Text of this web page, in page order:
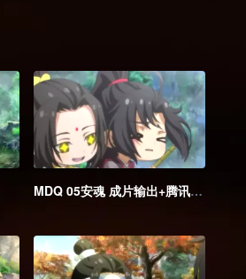
MDQ 05安魂 成片输出+腾讯海外版